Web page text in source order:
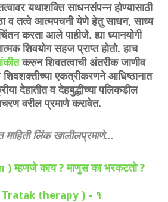
यथाशक्ति साधनसंपन्न होण्यासाठी
व तत्वे आत्मपचनी येणे हेतु साधन, साध्य
करता आले पाहीजे. ह्या ध्यानयोगी
शिवयोग सहज प्राप्त होतो. हाच
करुन शिवतत्वाची अंतरीक जाणीव
एकत्रीकरणने आधिष्ठानात
देहातीत व देहबुद्धीच्या पलिकडील
वरील प्रमाणे करावेत.
माहिती लिंक खालीलप्रमाणे...
म्हणजे काय ? माणुस का भरकटतो ?
( Tratak therapy ) - १